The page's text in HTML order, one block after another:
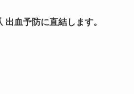
血予防に直結します。